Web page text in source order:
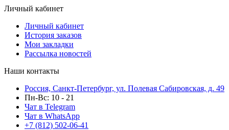
Личный кабинет
Личный кабинет
История заказов
Мои закладки
Рассылка новостей
Наши контакты
Россия, Санкт-Петербург, ул. Полевая Сабировская, д. 49
Пн-Вс: 10 - 21
Чат в Telegram
Чат в WhatsApp
+7 (812) 502-06-41